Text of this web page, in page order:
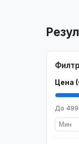
Цена
До